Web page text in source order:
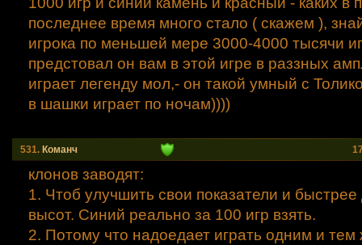
последнее время много стало ( скажем ),
игрока по меньшей мере 3000-4000 тысячи
предстовал он вам в этой игре в раззных
играет легенду мол,- он такой умный с
в шашки играет по ночам))))
531. Команч
клонов заводят:
1. Чтоб улучшить свои показатели и
высот. Синий реально за 100 игр взять.
2. Потому что надоедает играть одним и тем